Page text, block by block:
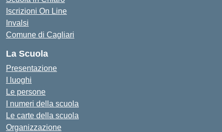
Iscrizioni On Line
Invalsi
Comune di Cagliari
La Scuola
Presentazione
I luoghi
Le persone
I numeri della scuola
Le carte della scuola
Organizzazione